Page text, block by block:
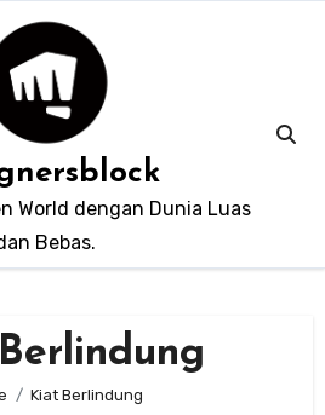
World dengan Dunia Luas
Bebas.
Kiat Berlindung